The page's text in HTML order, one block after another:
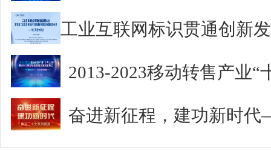
2013-2023移动转售产业
奋进新征程，建功新时